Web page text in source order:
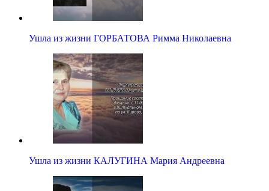
Ушла из жизни ГОРБАТОВА Римма Николаевна
Ушла из жизни КАЛУГИНА Мария Андреевна